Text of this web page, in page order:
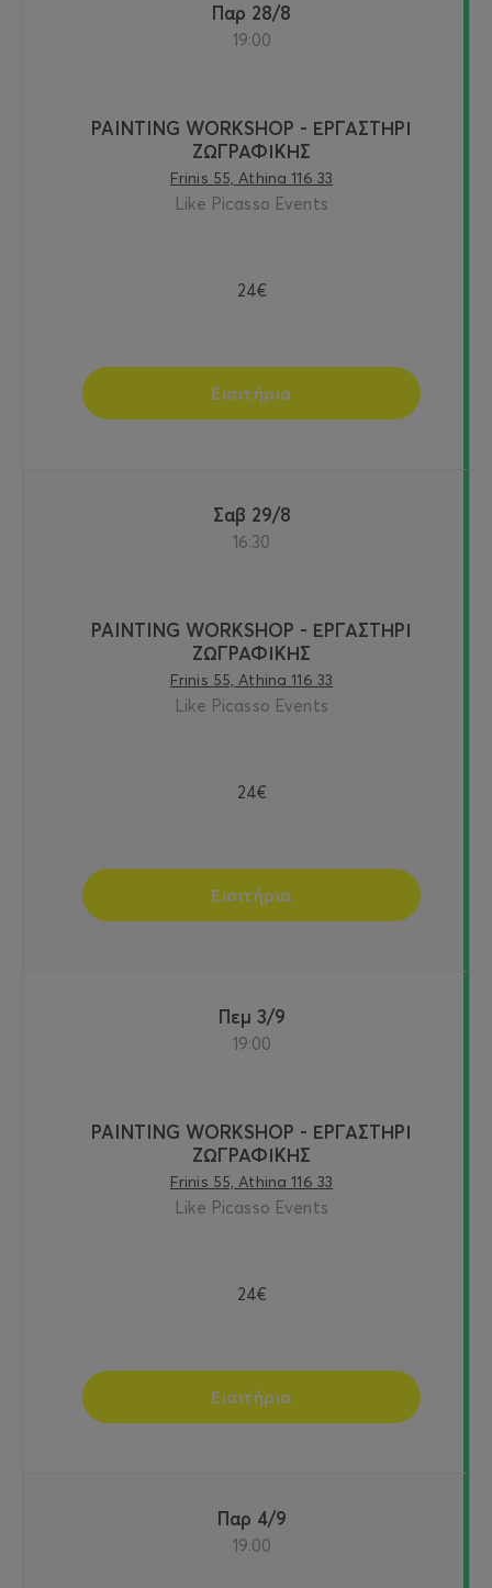
Παρ 28/8
19:00
PAINTING WORKSHOP - ΕΡΓΑΣΤΗΡΙ
ΖΩΓΡΑΦΙΚΗΣ
Frinis 55, Athina 116 33
Like Picasso Events
24€
Εισιτήρια
Σαβ 29/8
16:30
PAINTING WORKSHOP - ΕΡΓΑΣΤΗΡΙ
ΖΩΓΡΑΦΙΚΗΣ
Frinis 55, Athina 116 33
Like Picasso Events
24€
Εισιτήρια
Πεμ 3/9
19:00
PAINTING WORKSHOP - ΕΡΓΑΣΤΗΡΙ
ΖΩΓΡΑΦΙΚΗΣ
Frinis 55, Athina 116 33
Like Picasso Events
24€
Εισιτήρια
Παρ 4/9
19:00